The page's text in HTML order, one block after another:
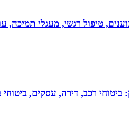
טיפול רגשי, מעגלי תמיכה,
רכב, דירה, עסקים, ביטוחי